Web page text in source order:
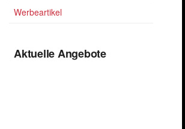
Werbeartikel
Aktuelle Angebote